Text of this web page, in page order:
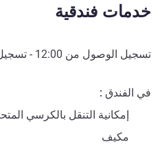
خدمات فندقية
تسجيل الوصول من 12:00
-
في الفندق
إمكانية التنقل بالكرسي
مكيف